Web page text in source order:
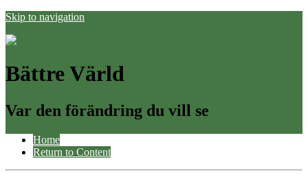
Skip to navigation
Bättre Värld
Var den förändring du vill se
Home
Return to Content